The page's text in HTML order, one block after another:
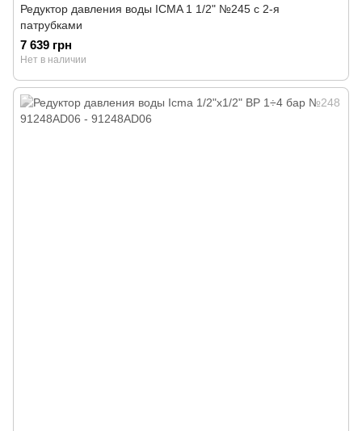
Редуктор давления воды ICMA 1 1/2" №245 с 2-я
патрубками
7 639 грн
Нет в наличии